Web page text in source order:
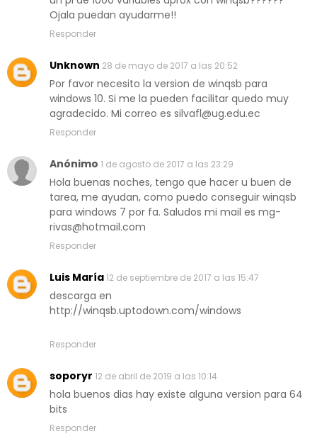
Ojala puedan ayudarme!!
Responder
Unknown 28 de mayo de 2017 a las 20:52
Por favor necesito la version de winqsb para
windows 10. Si me la pueden facilitar quedo muy
agradecido. Mi correo es silvafl@ug.edu.ec
Responder
Anónimo 1 de agosto de 2017 a las 23:29
Hola buenas noches, tengo que hacer u buen de
tarea, me ayudan, como puedo conseguir winqsb
para windows 7 por fa. Saludos mi mail es mg-
rivas@hotmail.com
Responder
Luis María12 de septiembre de 2017 a las 15:47
descarga en
http://winqsb.uptodown.com/windows
Responder
soporyr 12 de abril de 2019 a las 10:14
hola buenos dias hay existe alguna version para 64
bits
Responder